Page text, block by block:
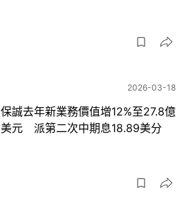
2026-03-18
保誠去年新業務價值增12%至27.8億
美元 派第二次中期息18.89美分